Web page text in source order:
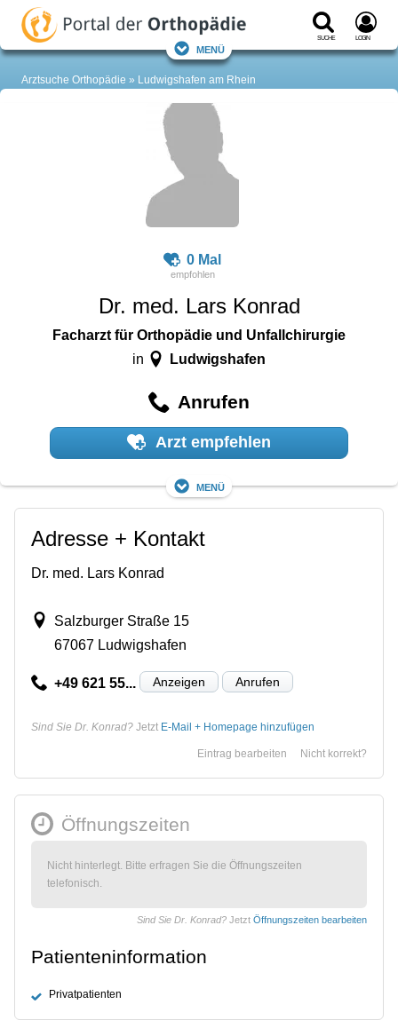
Suche Login
Menü
Arztsuche Orthopädie Ludwigshafen am Rhein
0 Mal
Dr. med. Lars Konrad
Facharzt für Orthopädie und Unfallchirurgie
in Ludwigshafen
Anrufen
Arzt empfehlen
Menü
Adresse + Kontakt
Dr. med. Lars Konrad
Salzburger Straße 15
67067 Ludwigshafen
+49 621 55... Anzeigen Anrufen
Sind Sie Dr. Konrad? Jetzt E-Mail + Homepage hinzufügen
Nicht korrekt?
Eintrag bearbeiten
Öffnungszeiten
Nicht hinterlegt. Bitte erfragen Sie die Öffnungszeiten
telefonisch.
Sind Sie Dr. Konrad? Jetzt Öffnungszeiten bearbeiten
Patienteninformation
Privatpatienten